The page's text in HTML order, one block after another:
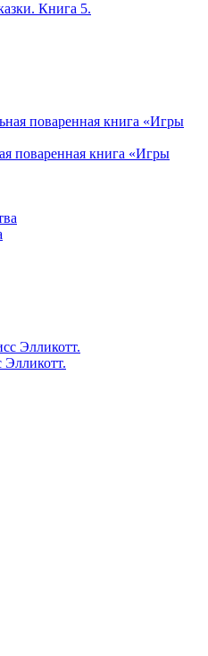
Книга 5.
поваренная книга «Игры